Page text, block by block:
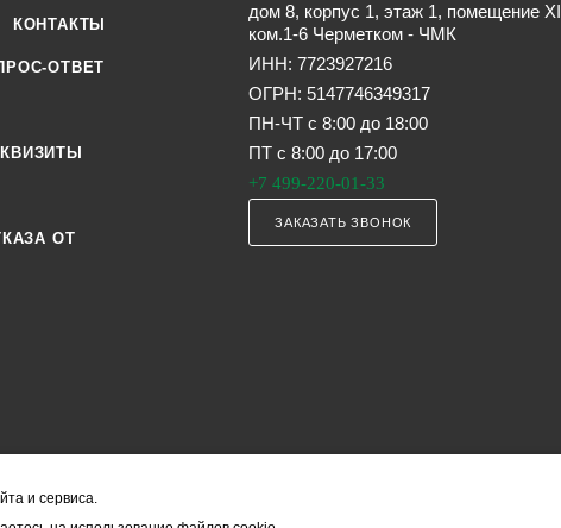
КОНТАКТЫ
ОТВЕТ
ОТ
дом 8, корпус 1, этаж 1, помещение
ком.1-6 Черметком - ЧМК
ИНН: 7723927216
ОГРН: 5147746349317
ПН-ЧТ с 8:00 до 18:00
ПТ с 8:00 до 17:00
+7 499-220-01-33
ЗАКАЗАТЬ ЗВОНОК
и сервиса.